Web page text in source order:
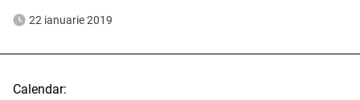
22 ianuarie 2019
Calendar: